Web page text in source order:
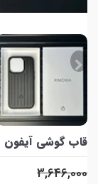
قاب گوشی آیفون RIMOWA CASE(اورجینال)
3,646,000